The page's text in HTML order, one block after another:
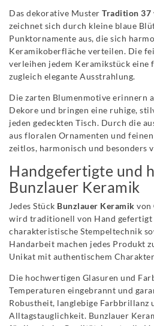
Das dekorative Muster Tradition 37
zeichnet sich durch kleine blaue
Punktornamente aus, die sich
Keramikoberfläche verteilen. Die
verleihen jedem Keramikstück eine
zugleich elegante Ausstrahlung.
Die zarten Blumenmotive erinnern
Dekore und bringen eine ruhige,
jeden gedeckten Tisch. Durch die
aus floralen Ornamenten und
zeitlos, harmonisch und besonders
Handgefertigte und
Bunzlauer Keramik
Jedes Stück Bunzlauer Keramik von
wird traditionell von Hand gefertigt
charakteristische Stempeltechnik
Handarbeit machen jedes Produkt
Unikat mit authentischem
Die hochwertigen Glasuren und
Temperaturen eingebrannt und
Robustheit, langlebige Farbbrillanz
Alltagstauglichkeit. Bunzlauer